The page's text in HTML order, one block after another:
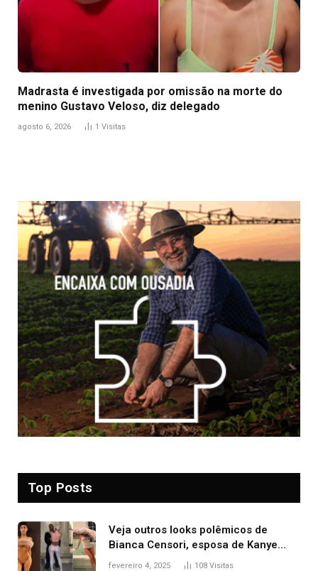
Madrasta é investigada por omissão na morte do
menino Gustavo Veloso, diz delegado
agosto 6, 2026 1 Visitas
Top Posts
Veja outros looks polêmicos de
Bianca Censori, esposa de Kanye
West que apareceu nua no Grammy
fevereiro 4, 2025 108 Visitas